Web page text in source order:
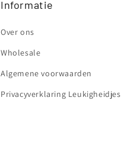
Informatie
Over ons
Wholesale
Algemene voorwaarden
Privacyverklaring Leukigheidjes